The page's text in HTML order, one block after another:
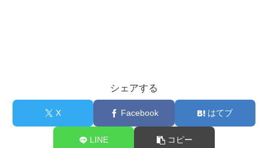
シェアする
X Facebook はてブ
LINE コピー